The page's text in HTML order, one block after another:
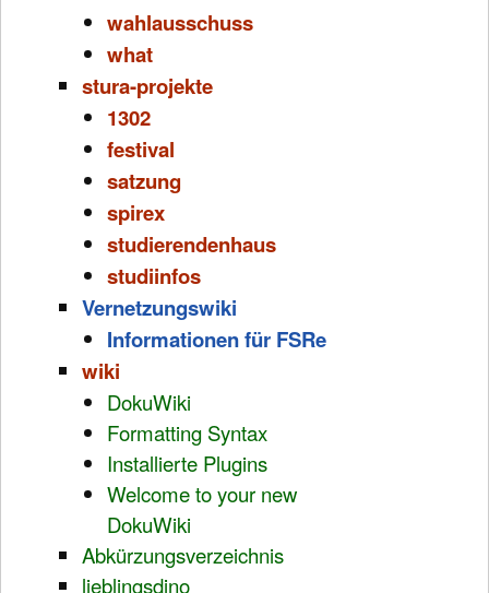
wahlausschuss
what
stura-projekte
1302
festival
satzung
spirex
studierendenhaus
studiinfos
Vernetzungswiki
Informationen für FSRe
wiki
DokuWiki
Formatting Syntax
Installierte Plugins
Welcome to your new
DokuWiki
Abkürzungsverzeichnis
lieblingsdino